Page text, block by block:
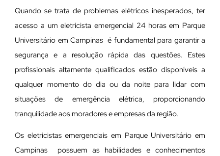
Quando se trata de problemas elétricos inesperados, ter
acesso a um eletricista emergencial 24 horas em Parque
Universitário em Campinas é fundamental para garantir a
segurança e a resolução rápida das questões. Estes
profissionais altamente qualificados estão disponíveis a
qualquer momento do dia ou da noite para lidar com
situações de emergência elétrica, proporcionando
tranquilidade aos moradores e empresas da região.
Os eletricistas emergenciais em Parque Universitário em
Campinas possuem as habilidades e conhecimentos